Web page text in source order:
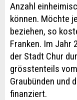
Anzahl
können. Möchte
beziehen, so
Franken. Im Jahr
der Stadt Chur
grösstenteils
Graubünden und
finanziert.